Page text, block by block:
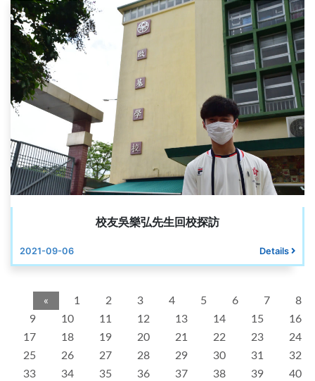
校友吳樂弘先生回校探訪
2021-09-06 Details
« 1 2 3 4 5 6 7
8
9
10 11 12 13 14 15
16
17
18 19 20 21 22 23
24
25
26 27 28 29 30 31
32
33
34 35 36 37 38 39 40